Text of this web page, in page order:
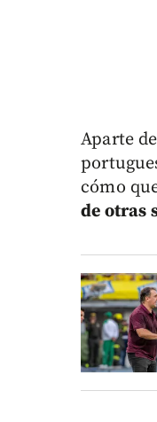
Aparte
cómo
de otras